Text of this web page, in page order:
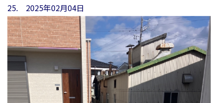
25. 2025年02月04日